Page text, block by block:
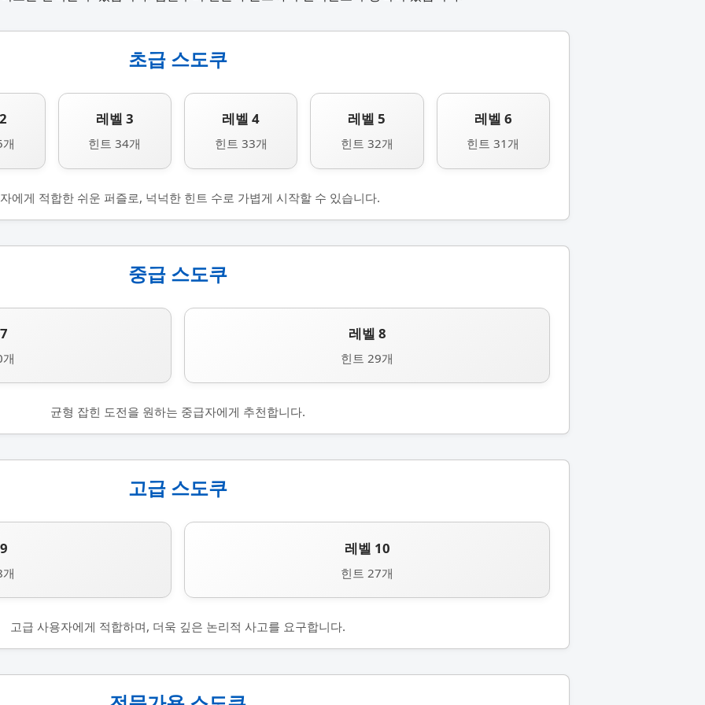
초급 스도쿠
레벨 3
힌트 34개
레벨 4
힌트 33개
레벨 5
힌트 32개
레벨 6
힌트 31개
에게 적합한 쉬운 퍼즐로, 넉넉한 힌트 수로 가볍게 시작할 수 있습니다.
중급 스도쿠
레벨 8
힌트 29개
균형 잡힌 도전을 원하는 중급자에게 추천합니다.
고급 스도쿠
레벨 10
힌트 27개
고급 사용자에게 적합하며, 더욱 깊은 논리적 사고를 요구합니다.